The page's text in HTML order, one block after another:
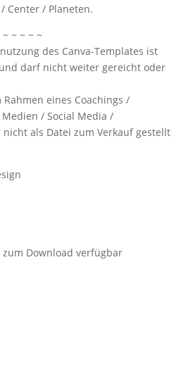
Center / Planeten.
~ ~ ~ ~
des Canva-Templates ist
darf nicht weiter gereicht oder
eines Coachings /
/ Social Media /
als Datei zum Verkauf gestellt
Download verfügbar